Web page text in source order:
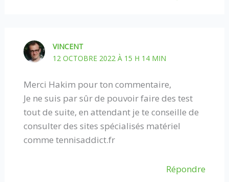
VINCENT
12 OCTOBRE 2022 À 15 H 14 MIN
Merci Hakim pour ton commentaire,
Je ne suis par sûr de pouvoir faire des test
tout de suite, en attendant je te conseille de
consulter des sites spécialisés matériel
comme tennisaddict.fr
Répondre